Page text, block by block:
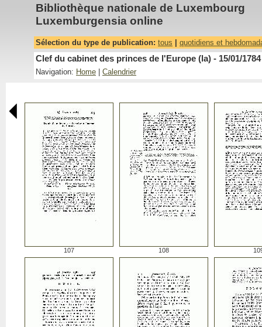
Bibliothèque nationale de Luxembourg
Luxemburgensia online
Sélection du type de publication: tous quotidiens et
Clef du cabinet des princes de l'Europe (la) - 15/01/1784
Navigation: Home Calendrier
107 108